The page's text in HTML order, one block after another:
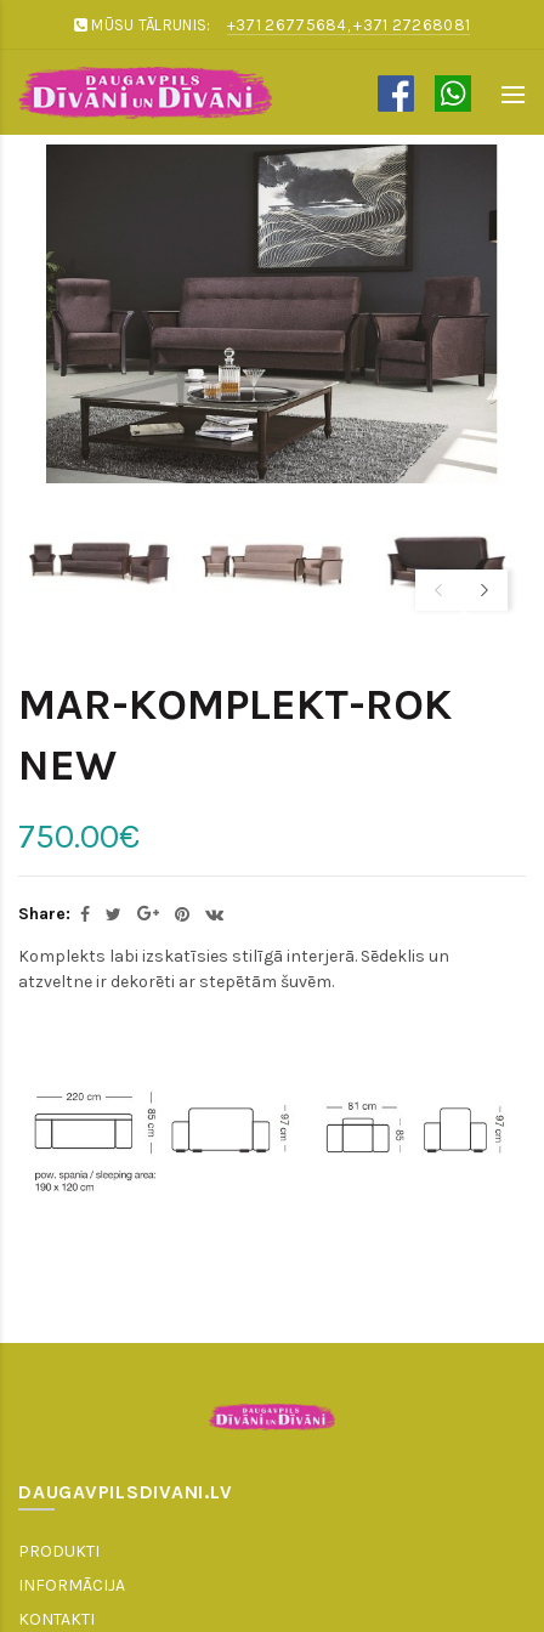
MŪSU TĀLRUNIS: +371 26775684, +371 27268081
MAR-KOMPLEKT-ROK
NEW
750.00€
Share:
Komplekts labi izskatīsies stilīgā interjerā. Sēdeklis un
atzveltne ir dekorēti ar stepētām šuvēm.
DAUGAVPILSDIVANI.LV
PRODUKTI
INFORMĀCIJA
KONTAKTI